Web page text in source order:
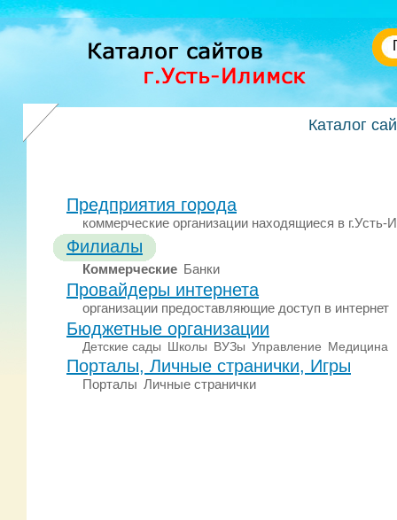
Каталог
Предприятия города
коммерческие организации находящиеся в г.Усть-
Филиалы
Коммерческие Банки
Провайдеры интернета
организации предоставляющие доступ в интернет
Бюджетные организации
Детские сады Школы ВУЗы Управление Медицина
Порталы, Личные странички, Игры
Порталы Личные странички